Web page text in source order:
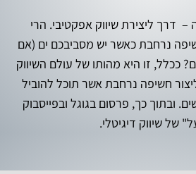
דרך ליצירת שיווק אפקטיבי. הרי
נרחבת כאשר יש מסביבכם ים (אם
ככלל, זו היא מהותו של עולם השיווק
חשיפה נרחבת אשר תוכל להוביל
ובתוך כך, פרסום בגוגל ובפייסבוק
של שיווק דיגיטלי.